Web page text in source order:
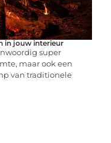
in jouw interieur
super
maar ook een
van traditionele